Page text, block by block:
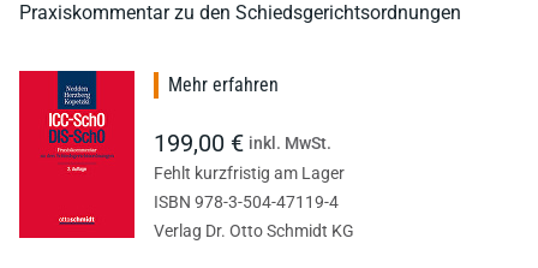
Praxiskommentar zu den Schiedsgerichtsordnungen
Mehr erfahren
199,00 € inkl. MwSt.
Fehlt kurzfristig am Lager
ISBN 978-3-504-47119-4
Verlag Dr. Otto Schmidt KG